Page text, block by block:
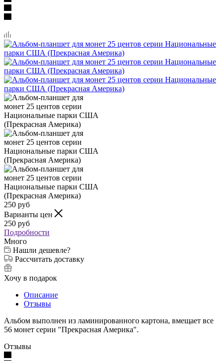
250 руб
Варианты цен
250 руб
Подробности
Много
Нашли дешевле?
Рассчитать доставку
Хочу в подарок
Описание
Отзывы
Альбом выполнен из ламинированного картона, вмещает все
56 монет серии "Прекрасная Америка".
Отзывы